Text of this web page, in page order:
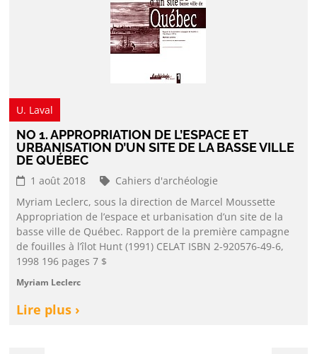
U. Laval
NO 1. APPROPRIATION DE L’ESPACE ET
URBANISATION D’UN SITE DE LA BASSE VILLE
DE QUÉBEC
1 août 2018
Cahiers d'archéologie
Myriam Leclerc, sous la direction de Marcel Moussette
Appropriation de l’espace et urbanisation d’un site de la
basse ville de Québec. Rapport de la première campagne
de fouilles à l’îlot Hunt (1991) CELAT ISBN 2-920576-49-6,
1998 196 pages 7 $
Myriam Leclerc
Lire plus ›